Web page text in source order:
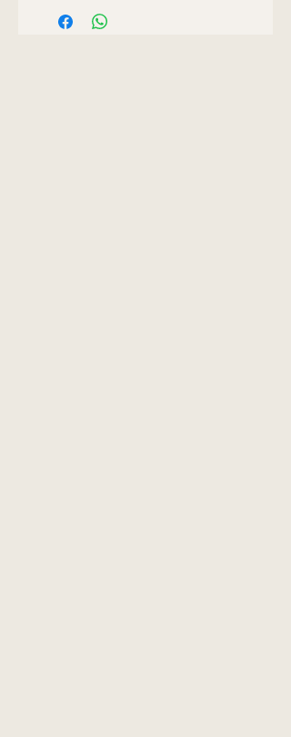
Versandkosten